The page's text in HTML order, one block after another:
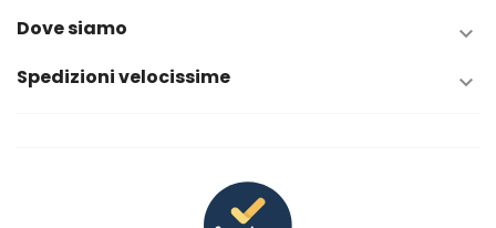
Dove siamo 
Spedizioni velocissime 